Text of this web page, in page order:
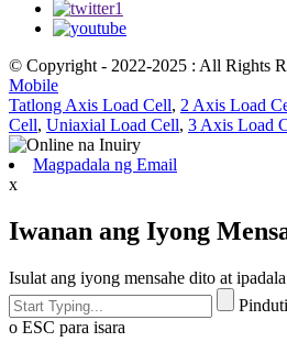
© Copyright - 2022-2025 : All Rights
Mobile
Tatlong Axis Load Cell, 2 Axis Load
Cell, Uniaxial Load Cell, 3 Axis Load
Magpadala ng Email
x
Iwanan ang Iyong
Isulat ang iyong mensahe dito at
o ESC para isara